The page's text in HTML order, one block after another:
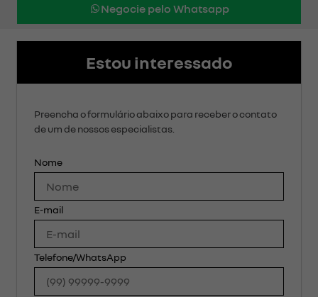
Negocie pelo Whatsapp
Estou interessado
Preencha o formulário abaixo para receber o contato
de um de nossos especialistas.
Nome
E-mail
Telefone/WhatsApp